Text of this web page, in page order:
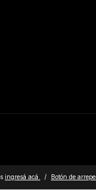
ingresá acá. / Botón de